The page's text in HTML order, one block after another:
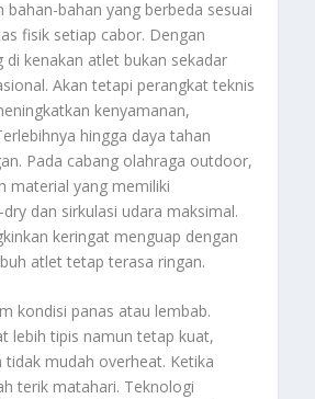
bahan-bahan yang berbeda sesuai
fisik setiap cabor. Dengan
di kenakan atlet bukan sekadar
Akan tetapi perangkat teknis
kenyamanan,
hingga daya tahan
Pada cabang olahraga outdoor,
material yang memiliki
dan sirkulasi udara maksimal.
keringat menguap dengan
atlet tetap terasa ringan.
kondisi panas atau lembab.
lebih tipis namun tetap kuat,
mudah overheat. Ketika
terik matahari. Teknologi